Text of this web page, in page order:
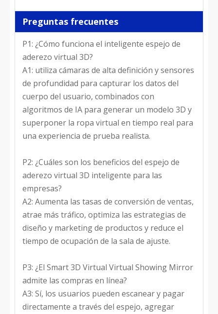
Preguntas frecuentes
P1: ¿Cómo funciona el inteligente espejo de
aderezo virtual 3D?
A1: utiliza cámaras de alta definición y sensores
de profundidad para capturar los datos del
cuerpo del usuario, combinados con
algoritmos de IA para generar un modelo 3D y
superponer la ropa virtual en tiempo real para
una experiencia de prueba realista.
P2: ¿Cuáles son los beneficios del espejo de
aderezo virtual 3D inteligente para las
empresas?
A2: Aumenta las tasas de conversión de ventas,
atrae más tráfico, optimiza las estrategias de
diseño y marketing de productos y reduce el
tiempo de ocupación de la sala de ajuste.
P3: ¿El Smart 3D Virtual Virtual Showing Mirror
admite las compras en línea?
A3: Sí, los usuarios pueden escanear y pagar
directamente a través del espejo, agregar